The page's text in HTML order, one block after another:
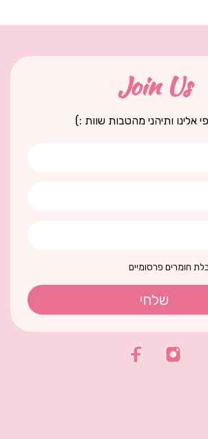
Join Us
אלינו ותיהני מהטבות שוות :)
חומרים פרסומיים
שלחי